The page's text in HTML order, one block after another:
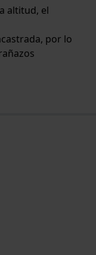
altitud, el
por lo